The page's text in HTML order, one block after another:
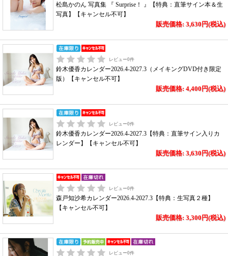
松島かのん 写真集 『 Surprise！ 』【特典：直筆サイン本＆生
写真】【キャンセル不可】
販売価格: 3,630円(税込)
レビュー0件
鈴木優香カレンダー2026.4-2027.3（メイキングDVD付き限定
版）【キャンセル不可】
販売価格: 4,400円(税込)
レビュー0件
鈴木優香カレンダー2026.4-2027.3【特典：直筆サイン入りカ
レンダー】【キャンセル不可】
販売価格: 3,630円(税込)
レビュー0件
森戸知沙希カレンダー2026.4-2027.3【特典：生写真２種】
【キャンセル不可】
販売価格: 3,300円(税込)
レビュー0件